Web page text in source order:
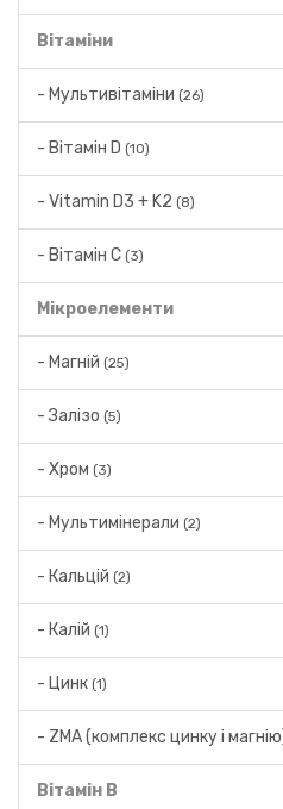
Вітаміни
- Мультивітаміни (26)
- Вітамін D (10)
- Vitamin D3 + K2 (8)
- Вітамін C (3)
Мікроелементи
- Магній (25)
- Залізо (5)
- Хром (3)
- Мультимінерали (2)
- Кальцій (2)
- Калій (1)
- Цинк (1)
- ZMA (комплекс цинку і
Вітамін B